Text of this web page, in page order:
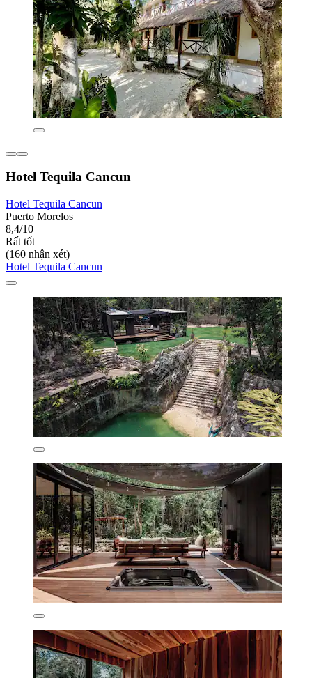
Hotel Tequila Cancun
Hotel Tequila Cancun
Puerto Morelos
8,4/10
Rất tốt
(160 nhận xét)
Hotel Tequila Cancun